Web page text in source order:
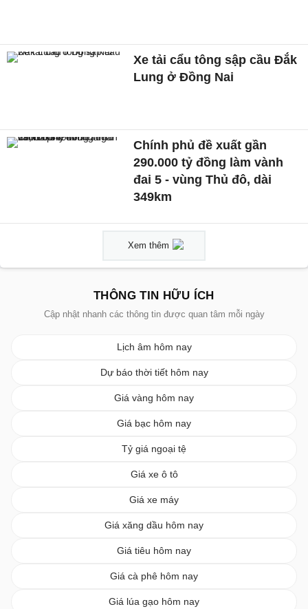
Xe tải cẩu tông sập cầu Đắk
Lung ở Đồng Nai
Chính phủ đề xuất gần
290.000 tỷ đồng làm vành
đai 5 - vùng Thủ đô, dài
349km
Xem thêm
THÔNG TIN HỮU ÍCH
Cập nhật nhanh các thông tin được quan tâm mỗi ngày
Lịch âm hôm nay
Dự báo thời tiết hôm nay
Giá vàng hôm nay
Giá bạc hôm nay
Tỷ giá ngoại tệ
Giá xe ô tô
Giá xe máy
Giá xăng dầu hôm nay
Giá tiêu hôm nay
Giá cà phê hôm nay
Giá lúa gạo hôm nay